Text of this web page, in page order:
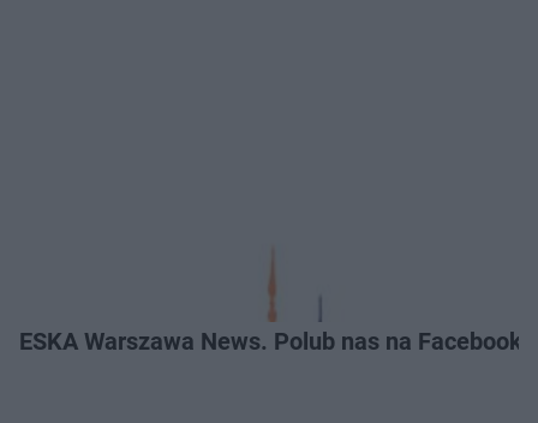
ESKA Warszawa News. Polub nas na